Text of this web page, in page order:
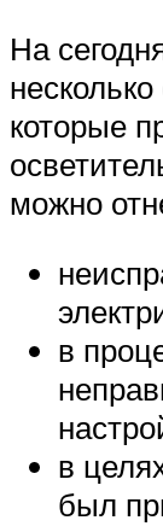
На
которые
можно
в
в
был